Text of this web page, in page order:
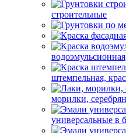
строительные
водоэмульсионная
штемпельная,
морилки,
универсальные в